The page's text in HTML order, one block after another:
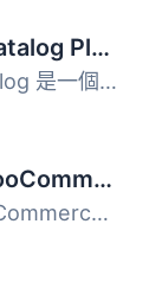
eCommerce Product Catalog Plugin for WordPress
eCommerce Product Catalog 是一個美麗、易於使用並且百分之...
Request a Quote for WooCommerce – Get a Quote Button
Request a Quote for WooCommerce 是一款為 WooCommerce 網店...